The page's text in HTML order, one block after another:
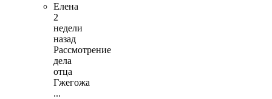
Елена
2
недели
назад
Рассмотрение
дела
отца
Гжегожа
...